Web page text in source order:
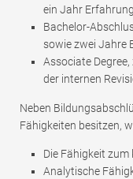
ein Jahr
Bachelor-
sowie zwei Jahre
Associate
der internen
Neben
Fähigkeiten besitzen,
Die Fähigkeit zum
Analytische